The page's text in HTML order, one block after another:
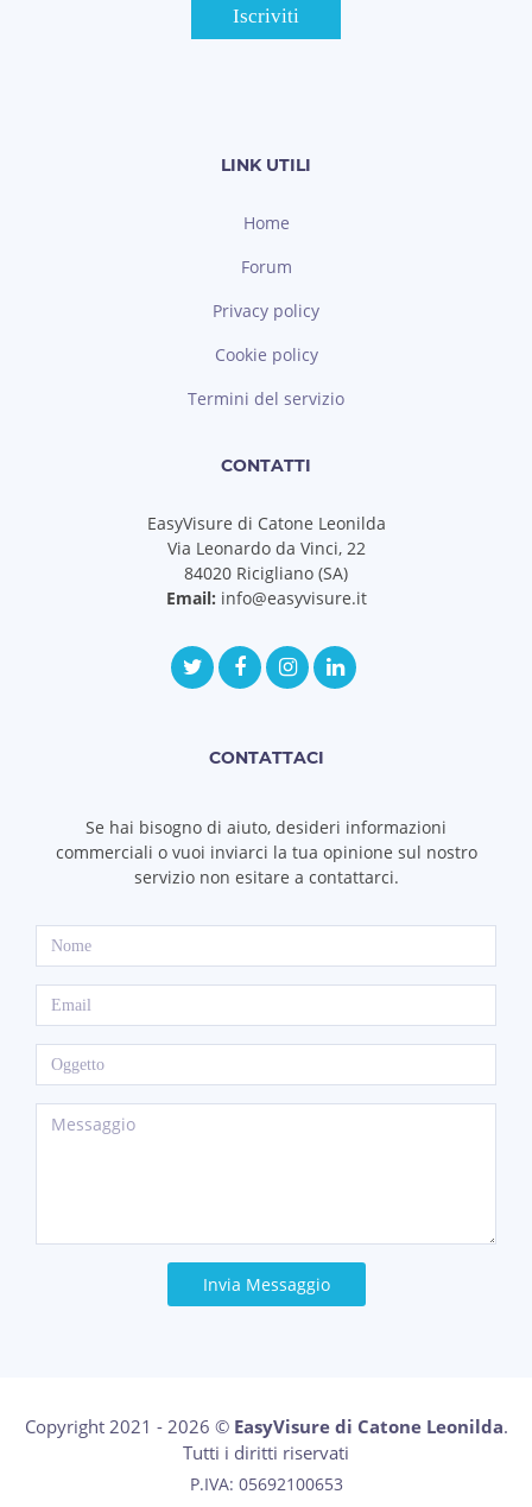
LINK UTILI
Home
Forum
Privacy policy
Cookie policy
Termini del servizio
CONTATTI
EasyVisure di Catone Leonilda
Via Leonardo da Vinci, 22
84020 Ricigliano (SA)
Email: info@easyvisure.it
CONTATTACI
Se hai bisogno di aiuto, desideri informazioni
commerciali o vuoi inviarci la tua opinione sul nostro
servizio non esitare a contattarci.
Invia Messaggio
Copyright 2021 - 2026 © EasyVisure di Catone Leonilda.
Tutti i diritti riservati
P.IVA: 05692100653